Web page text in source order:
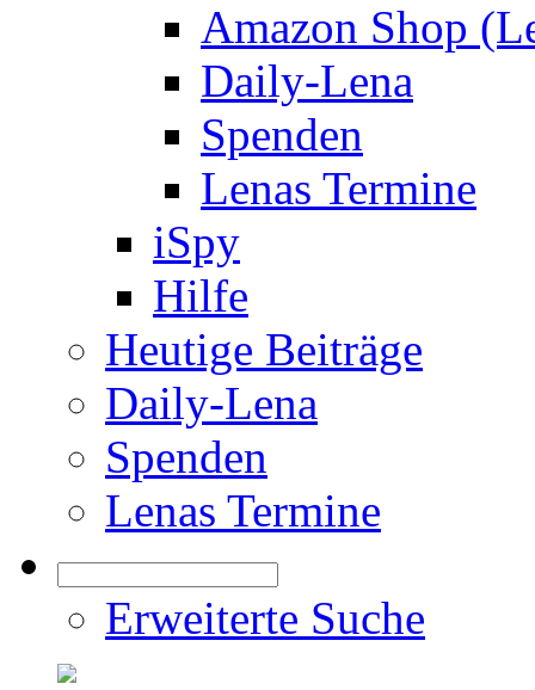
Amazon Shop
Daily-Lena
Spenden
Lenas Termine
iSpy
Hilfe
Heutige Beiträge
Daily-Lena
Spenden
Lenas Termine
Erweiterte Suche